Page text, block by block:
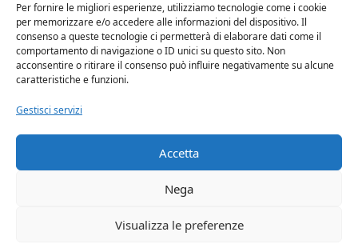
Per fornire le migliori esperienze, utilizziamo tecnologie come i cookie
per memorizzare e/o accedere alle informazioni del dispositivo. Il
consenso a queste tecnologie ci permetterà di elaborare dati come il
comportamento di navigazione o ID unici su questo sito. Non
acconsentire o ritirare il consenso può influire negativamente su alcune
caratteristiche e funzioni.
Gestisci servizi
Accetta
Nega
Visualizza le preferenze
AssociAzioni Connesse
Valutazione del sito
Copyright © 2026 Rubano: AssociAzioni